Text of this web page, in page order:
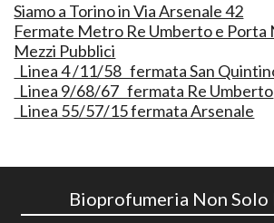
Siamo a Torino in Via Arsenale 42
Fermate Metro Re Umberto e Porta
Mezzi Pubblici
Linea 4 /11/58 fermata San
Linea 9/68/67 fermata Re Umberto
Linea 55/57/15 fermata Arsenale
Bioprofumeria Non Solo